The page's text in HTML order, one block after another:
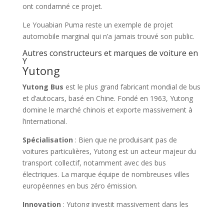
ont condamné ce projet.
Le Youabian Puma reste un exemple de projet
automobile marginal qui n’a jamais trouvé son public.
Autres constructeurs et marques de voiture en
Y
Yutong
Yutong Bus est le plus grand fabricant mondial de bus
et d’autocars, basé en Chine. Fondé en 1963, Yutong
domine le marché chinois et exporte massivement à
l’international.
Spécialisation : Bien que ne produisant pas de
voitures particulières, Yutong est un acteur majeur du
transport collectif, notamment avec des bus
électriques. La marque équipe de nombreuses villes
européennes en bus zéro émission.
Innovation : Yutong investit massivement dans les